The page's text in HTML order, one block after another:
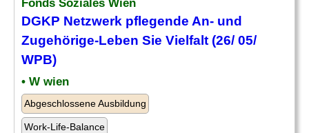
Fonds Soziales Wien
DGKP Netzwerk pflegende An- und
Zugehörige-Leben Sie Vielfalt (26/ 05/
WPB)
• W wien
Abgeschlossene Ausbildung
Work-Life-Balance